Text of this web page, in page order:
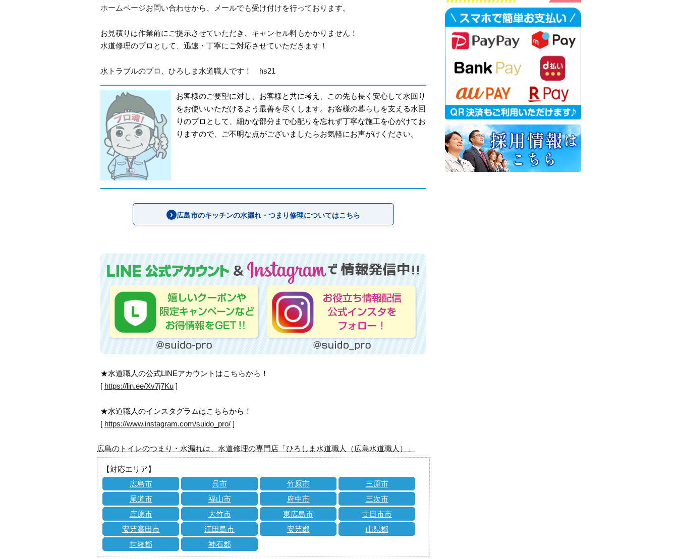
ホームページお問い合わせから、メールでも受け付けを行っております。
お見積りは作業前にご提示させていただき、キャンセル料もかかりません！
水道修理のプロとして、迅速・丁寧にご対応させていただきます！
水トラブルのプロ、ひろしま水道職人です！ hs21
お客様のご要望に対し、お客様と共に考え、この先も長く安心して水回り
をお使いいただけるよう最善を尽くします。お客様の暮らしを支える水回
りのプロとして、細かな部分まで心配りを忘れず丁寧な施工を心がけてお
りますので、ご不明な点がございましたらお気軽にお声がけください。
広島市のキッチンの水漏れ・つまり修理についてはこちら
★水道職人の公式LINEアカウントはこちらから！
[ https://lin.ee/Xv7j7Ku ]
★水道職人のインスタグラムはこちらから！
[ https://www.instagram.com/suido_pro/ ]
広島のトイレのつまり・水漏れは、水道修理の専門店「ひろしま水道職人（広島水道職人）」
【対応エリア】
広島市
呉市 竹原市
三原市
尾道市
福山市 府中市
三次市
庄原市
大竹市 東広島市
廿日市市
安芸高田市
江田島市 安芸郡
山県郡
世羅郡
神石郡